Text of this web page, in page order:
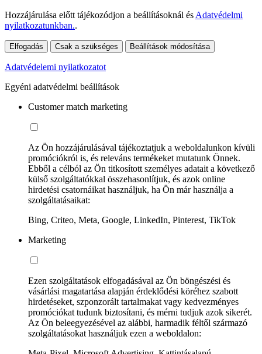
Hozzájárulása előtt tájékozódjon a beállításoknál és Adatvédelmi
nyilatkozatunkban..
Elfogadás Csak a szükséges Beállítások módosítása
Adatvédelemi nyilatkozatot
Egyéni adatvédelmi beállítások
Customer match marketing
Az Ön hozzájárulásával tájékoztatjuk a weboldalunkon kívüli
promóciókról is, és releváns termékeket mutatunk Önnek.
Ebből a célból az Ön titkosított személyes adatait a következő
külső szolgáltatókkal összehasonlítjuk, és azok online
hirdetési csatornáikat használjuk, ha Ön már használja a
szolgáltatásaikat:
Bing, Criteo, Meta, Google, LinkedIn, Pinterest, TikTok
Marketing
Ezen szolgáltatások elfogadásával az Ön böngészési és
vásárlási magatartása alapján érdeklődési köréhez szabott
hirdetéseket, szponzorált tartalmakat vagy kedvezményes
promóciókat tudunk biztosítani, és mérni tudjuk azok sikerét.
Az Ön beleegyezésével az alábbi, harmadik féltől származó
szolgáltatásokat használjuk ezen a weboldalon: